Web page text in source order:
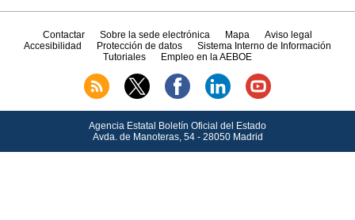
Contactar Sobre la sede electrónica Mapa
Aviso legal
Accesibilidad
Protección de datos
Sistema Interno de Información
Tutoriales
Empleo en la AEBOE
Agencia Estatal Boletín Oficial del Estado
Avda.de Manoteras, 54 - 28050 Madrid